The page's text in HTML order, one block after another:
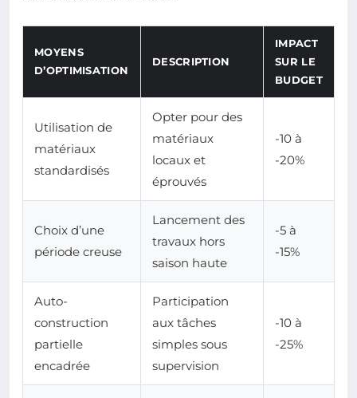
MOYENS
D’OPTIMISATION
DESCRIPTION
IMPACT
SUR LE
BUDGET
Utilisation de
matériaux
standardisés
Opter pour des
matériaux
locaux et
éprouvés
-10 à
-20%
Choix d’une
période creuse
Lancement des
travaux hors
saison haute
-5 à
-15%
Auto-
construction
partielle
encadrée
Participation
aux tâches
simples sous
supervision
-10 à
-25%